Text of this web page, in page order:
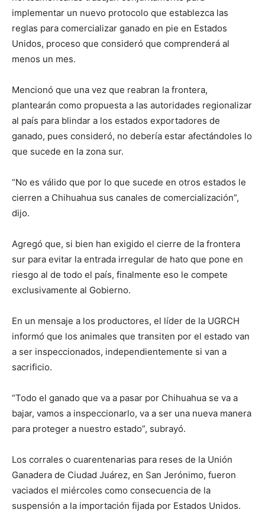
implementar un nuevo protocolo que establezca las
reglas para comercializar ganado en pie en Estados
Unidos, proceso que consideró que comprenderá al
menos un mes.
Mencionó que una vez que reabran la frontera,
plantearán como propuesta a las autoridades regionalizar
al país para blindar a los estados exportadores de
ganado, pues consideró, no debería estar afectándoles lo
que sucede en la zona sur.
“No es válido que por lo que sucede en otros estados le
cierren a Chihuahua sus canales de comercialización”,
dijo.
Agregó que, si bien han exigido el cierre de la frontera
sur para evitar la entrada irregular de hato que pone en
riesgo al de todo el país, finalmente eso le compete
exclusivamente al Gobierno.
En un mensaje a los productores, el líder de la UGRCH
informó que los animales que transiten por el estado van
a ser inspeccionados, independientemente si van a
sacrificio.
“Todo el ganado que va a pasar por Chihuahua se va a
bajar, vamos a inspeccionarlo, va a ser una nueva manera
para proteger a nuestro estado”, subrayó.
Los corrales o cuarentenarias para reses de la Unión
Ganadera de Ciudad Juárez, en San Jerónimo, fueron
vaciados el miércoles como consecuencia de la
suspensión a la importación fijada por Estados Unidos.